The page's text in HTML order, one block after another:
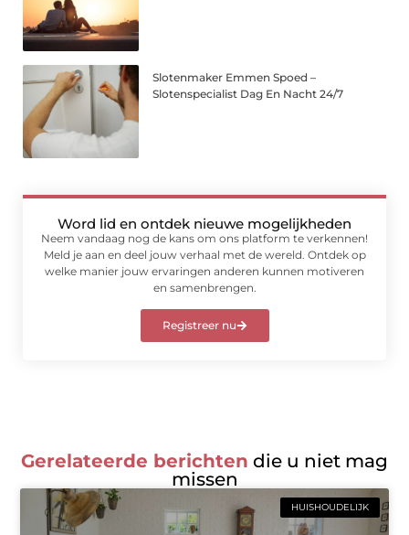
Slotenmaker Emmen Spoed –
Slotenspecialist Dag En Nacht 24/7
Word lid en ontdek nieuwe mogelijkheden
Neem vandaag nog de kans om ons platform te verkennen!
Meld je aan en deel jouw verhaal met de wereld. Ontdek op
welke manier jouw ervaringen anderen kunnen motiveren
en samenbrengen.
Registreer nu
Gerelateerde berichten die u niet mag
missen
HUISHOUDELIJK